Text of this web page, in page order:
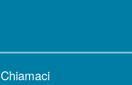
Chiamaci